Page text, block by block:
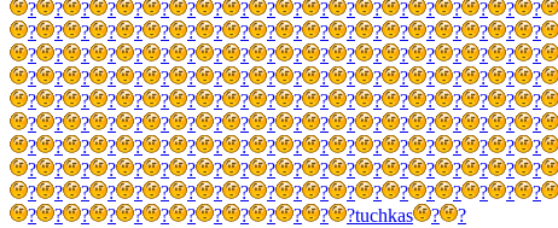
?
? ? ? ? ? ? ? ? ? ? ? ? ? ? ? ? ? ? ?
?
? ? ? ? ? ? ? ? ? ? ? ? ? ? ? ? ? ? ?
?
? ? ? ? ? ? ? ? ? ? ? ? ? ? ? ? ? ? ?
?
? ? ? ? ? ? ? ? ? ? ? ? ? ? ? ? ? ? ?
?
? ? ? ? ? ? ? ? ? ? ? ? ? ? ? ? ? ? ?
?
? ? ? ? ? ? ? ? ? ? ? ? ? ? ? ? ? ? ?
?
? ? ? ? ? ? ? ? ? ? ? ? ? ? ? ? ? ? ?
?
? ? ? ? ? ? ? ? ? ? ? ? ? ? ? ? ? ? ?
?
? ? ? ? ? ? ? ? ? ? ? ? ? ? ? ? ? ? ?
?
? ? ? ? ? ? ? ? ? ? ? ?tuchkas ?
?